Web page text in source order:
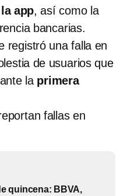
app, así como la
bancarias.
registró una falla en
de usuarios que
laprimera
fallas en
quincena: BBVA,